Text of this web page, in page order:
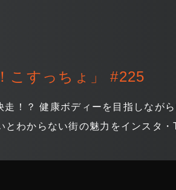
こすっちょ」 #225
！？ 健康ボディーを目指しなが
わからない街の魅力をインスタ